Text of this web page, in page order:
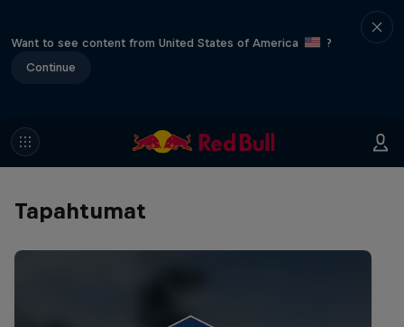
Want to see content from United States of America
?
Continue
Tapahtumat